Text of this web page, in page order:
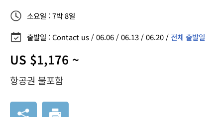
소요일 : 7박 8일
출발일 : Contact us / 06.06 / 06.13 / 06.20 / 전체 출발일
US $1,176 ~
항공권 불포함